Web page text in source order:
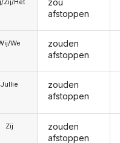
We
Jullie
Zij
afstoppen
zouden
afstoppen
zouden
afstoppen
zouden
afstoppen